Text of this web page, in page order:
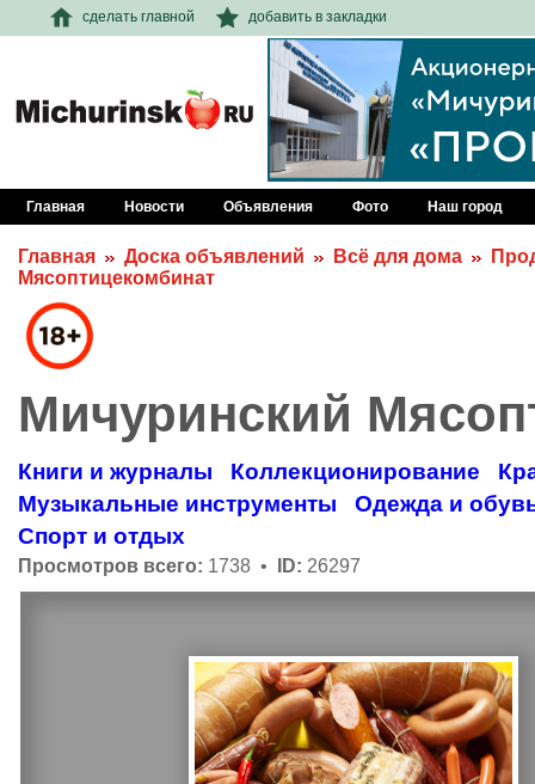
сделать главной добавить в закладки
Главная Новости Объявления Фото Наш город
Главная Доска объявлений Всё для дома
Мясоптицекомбинат
Мичуринский
Книги и журналы Коллекционирование
Музыкальные инструменты
Одежда и
Спорт и отдых
Просмотров всего: 1738 • ID: 26297